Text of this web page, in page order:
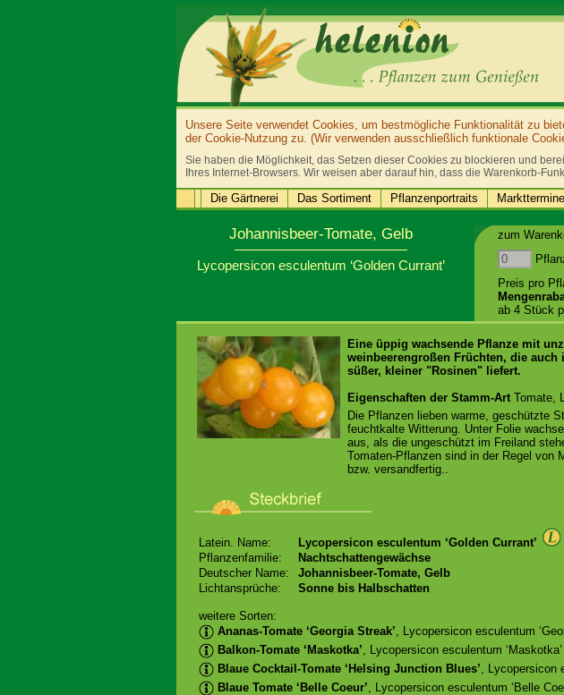
Unsere Seite verwendet Cookies, um bestmögliche Funktionalität zu
der Cookie-Nutzung zu. (Wir verwenden ausschließlich funktionale
Sie haben die Möglichkeit, das Setzen dieser Cookies zu blockieren und
Ihres Internet-Browsers. Wir weisen aber darauf hin, dass die Warenkorb-
Die Gärtnerei Das Sortiment Pflanzenportraits Markttermine
Johannisbeer-Tomate, Gelb
Lycopersicon esculentum ‘Golden Currant’
zum
Preis pro
ab 4 Stück
Eine üppig wachsende Pflanze mit
weinbeerengroßen Früchten, die
süßer, kleiner "Rosinen" liefert.
Eigenschaften der Stamm-ArtTomate,
Die Pflanzen lieben warme, geschützte
feuchtkalte Witterung. Unter Folie
aus, als die ungeschützt im Freiland
Tomaten-Pflanzen sind in der Regel von
bzw. versandfertig..
Latein. Name:
Lycopersicon esculentum ‘Golden Currant’
Pflanzenfamilie:
Nachtschattengewächse
Deutscher Name:
Johannisbeer-Tomate, Gelb
Lichtansprüche:
Sonne bis Halbschatten
weitere Sorten:
Ananas-Tomate ‘Georgia Streak’ , Lycopersicon esculentum
Balkon-Tomate ‘Maskotka’ , Lycopersicon esculentum ‘Maskotka’
Blaue Cocktail-Tomate ‘Helsing Junction Blues’ , Lycopersicon
Blaue Tomate ‘Belle Coeur’ , Lycopersicon esculentum ‘Belle